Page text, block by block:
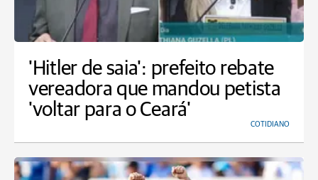
'Hitler de saia': prefeito rebate
vereadora que mandou petista
'voltar para o Ceará'
COTIDIANO